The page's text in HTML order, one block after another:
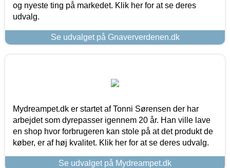
og nyeste ting på markedet. Klik her for at se deres
udvalg.
Se udvalget på Gnaververdenen.dk
Mydreampet.dk er startet af Tonni Sørensen der har
arbejdet som dyrepasser igennem 20 år. Han ville lave
en shop hvor forbrugeren kan stole på at det produkt de
køber, er af høj kvalitet. Klik her for at se deres udvalg.
Se udvalget på Mydreampet.dk